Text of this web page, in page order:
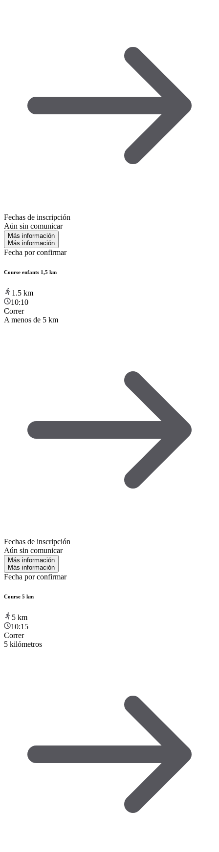
Fechas de inscripción
Aún sin comunicar
Más información
Más información
Fecha por confirmar
Course enfants 1,5 km
1.5 km
10:10
Correr
A menos de 5 km
Fechas de inscripción
Aún sin comunicar
Más información
Más información
Fecha por confirmar
Course 5 km
5 km
10:15
Correr
5 kilómetros